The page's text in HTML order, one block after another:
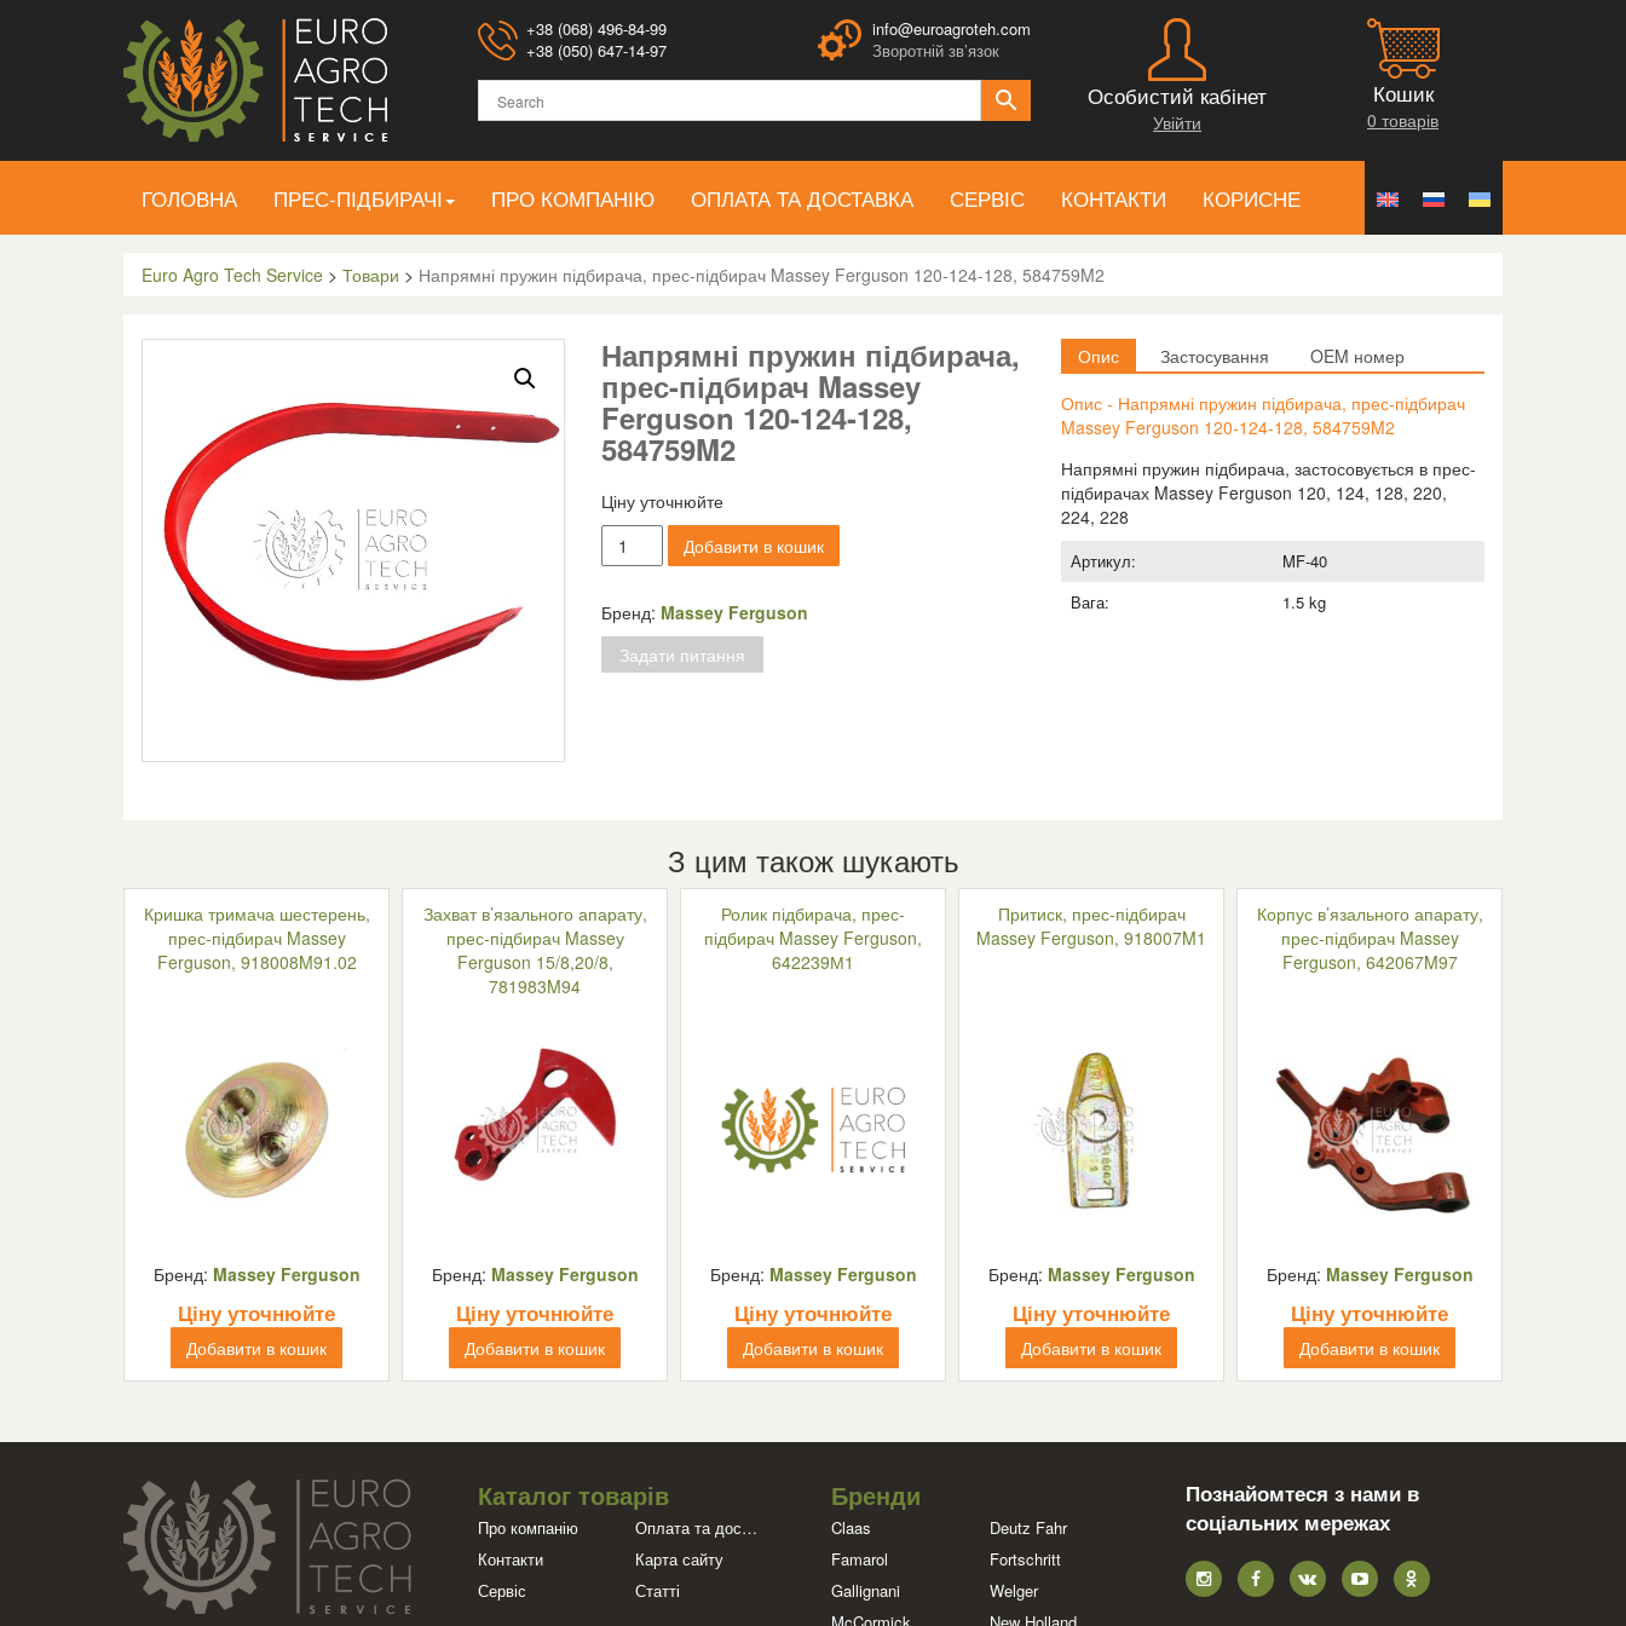
+38 (068) 496-84-99
+38 (050) 647-14-97
info@euroagroteh.com
Зворотній зв’язок
Особистий кабінет
Увійти
Кошик
0 товарів
ГОЛОВНА ПРЕС-ПІДБИРАЧІ ПРО КОМПАНІЮ ОПЛАТА ТА ДОСТАВКА СЕРВІС КОНТАКТИ КОРИСНЕ
Euro Agro Tech Service > Товари > Напрямні пружин підбирача, прес-підбирач Massey Ferguson 120-124-128, 584759M2
Напрямні пружин підбирача,
прес-підбирач Massey
Ferguson 120-124-128,
584759M2
Ціну уточнюйте
Напрямні
пружин
прес-
підбирач
Massey
Добавити в кошик
Бренд: Massey Ferguson
Задати питання
Опис Застосування
OEM номер
Опис - Напрямні пружин підбирача, прес-підбирач
Massey Ferguson 120-124-128, 584759M2
Напрямні пружин підбирача, застосовується в прес-
підбирачах Massey Ferguson 120, 124, 128, 220,
224, 228
Артикул:
MF-40
Вага:
1.5 kg
З цим також шукають
Кришка тримача шестерень,
прес-підбирач Massey
Ferguson, 918008M91.02
Бренд: Massey Ferguson
Ціну уточнюйте
Добавити в кошик
Захват в’язального апарату,
прес-підбирач Masseу
Ferguson 15/8,20/8,
781983M94
Бренд: Massey Ferguson
Ціну уточнюйте
Добавити в кошик
Ролик підбирача, прес-
підбирач Massey Ferguson,
642239М1
Бренд: Massey Ferguson
Ціну уточнюйте
Добавити в кошик
Притиск, прес-підбирач
Massey Ferguson, 918007M1
Бренд: Massey Ferguson
Ціну уточнюйте
Добавити в кошик
Корпус в’язального апарату,
прес-підбирач Massey
Ferguson, 642067M97
Бренд: Massey Ferguson
Ціну уточнюйте
Добавити в кошик
Каталог товарів
Про компанію
Оплата та доставка
Контакти
Карта сайту
Сервіс
Статті
Бренди
Claas
Deutz Fahr
Famarol
Fortschritt
Gallignani
Welger
Познайомтеся з нами в
соціальних мережах